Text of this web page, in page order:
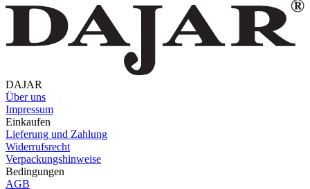
DAJAR
Über uns
Impressum
Einkaufen
Lieferung und Zahlung
Widerrufsrecht
Verpackungshinweise
Bedingungen
AGB